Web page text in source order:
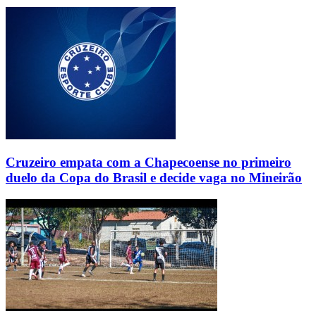
Cruzeiro empata com a Chapecoense no primeiro
duelo da Copa do Brasil e decide vaga no Mineirão